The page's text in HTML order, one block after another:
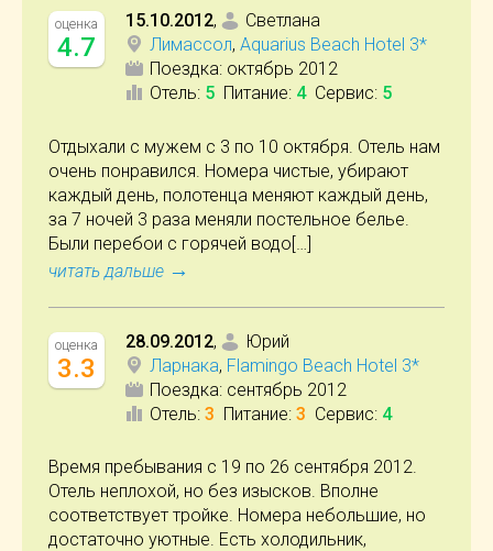
оценка
4.7
15.10.2012,
Светлана
Лимассол, Aquarius Beach Hotel 3*
Поездка: октябрь 2012
Отель: 5 Питание: 4 Сервис: 5
Отдыхали с мужем с 3 по 10 октября. Отель нам
очень понравился. Номера чистые, убирают
каждый день, полотенца меняют каждый день,
за 7 ночей 3 раза меняли постельное белье.
Были перебои с горячей водо[…]
читать дальше →
оценка
3.3
28.09.2012,
Юрий
Ларнака, Flamingo Beach Hotel 3*
Поездка: сентябрь 2012
Отель: 3 Питание: 3 Сервис: 4
Время пребывания с 19 по 26 сентября 2012.
Отель неплохой, но без изысков. Вполне
соответствует тройке. Номера небольшие, но
достаточно уютные. Есть холодильник,